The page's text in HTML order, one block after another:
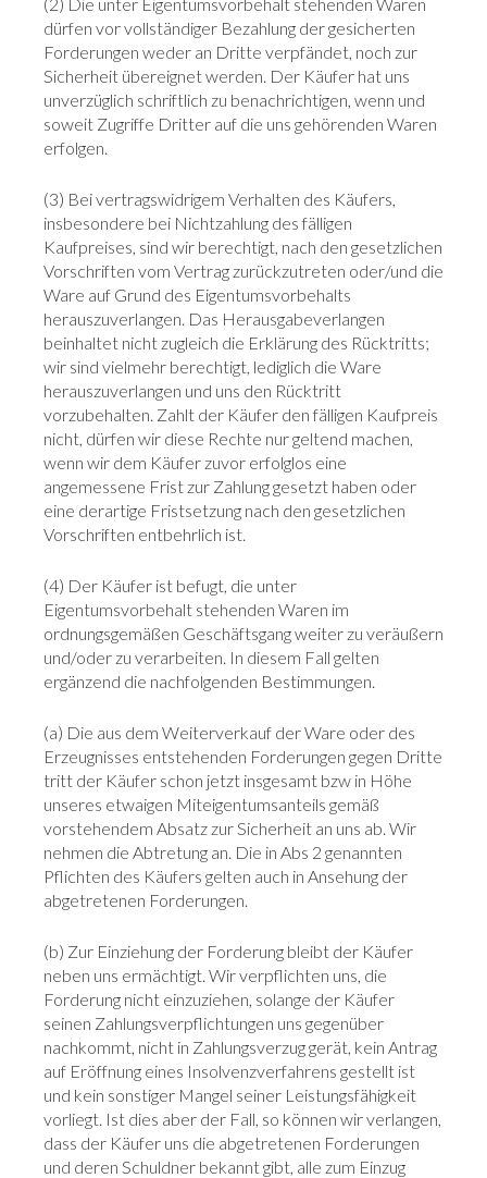
dürfen vor vollständiger Bezahlung der gesicherten
Forderungen weder an Dritte verpfändet, noch zur
Sicherheit übereignet werden. Der Käufer hat uns
unverzüglich schriftlich zu benachrichtigen, wenn und
soweit Zugriffe Dritter auf die uns gehörenden Waren
erfolgen.
(3) Bei vertragswidrigem Verhalten des Käufers,
insbesondere bei Nichtzahlung des fälligen
Kaufpreises, sind wir berechtigt, nach den gesetzlichen
Vorschriften vom Vertrag zurückzutreten oder/und die
Ware auf Grund des Eigentumsvorbehalts
herauszuverlangen. Das Herausgabeverlangen
beinhaltet nicht zugleich die Erklärung des Rücktritts;
wir sind vielmehr berechtigt, lediglich die Ware
herauszuverlangen und uns den Rücktritt
vorzubehalten. Zahlt der Käufer den fälligen Kaufpreis
nicht, dürfen wir diese Rechte nur geltend machen,
wenn wir dem Käufer zuvor erfolglos eine
angemessene Frist zur Zahlung gesetzt haben oder
eine derartige Fristsetzung nach den gesetzlichen
Vorschriften entbehrlich ist.
(4) Der Käufer ist befugt, die unter
Eigentumsvorbehalt stehenden Waren im
ordnungsgemäßen Geschäftsgang weiter zu veräußern
und/oder zu verarbeiten. In diesem Fall gelten
ergänzend die nachfolgenden Bestimmungen.
(a) Die aus dem Weiterverkauf der Ware oder des
Erzeugnisses entstehenden Forderungen gegen Dritte
tritt der Käufer schon jetzt insgesamt bzw in Höhe
unseres etwaigen Miteigentumsanteils gemäß
vorstehendem Absatz zur Sicherheit an uns ab. Wir
nehmen die Abtretung an. Die in Abs 2 genannten
Pflichten des Käufers gelten auch in Ansehung der
abgetretenen Forderungen.
(b) Zur Einziehung der Forderung bleibt der Käufer
neben uns ermächtigt. Wir verpflichten uns, die
Forderung nicht einzuziehen, solange der Käufer
seinen Zahlungsverpflichtungen uns gegenüber
nachkommt, nicht in Zahlungsverzug gerät, kein Antrag
auf Eröffnung eines Insolvenzverfahrens gestellt ist
und kein sonstiger Mangel seiner Leistungsfähigkeit
vorliegt. Ist dies aber der Fall, so können wir verlangen,
dass der Käufer uns die abgetretenen Forderungen
und deren Schuldner bekannt gibt, alle zum Einzug